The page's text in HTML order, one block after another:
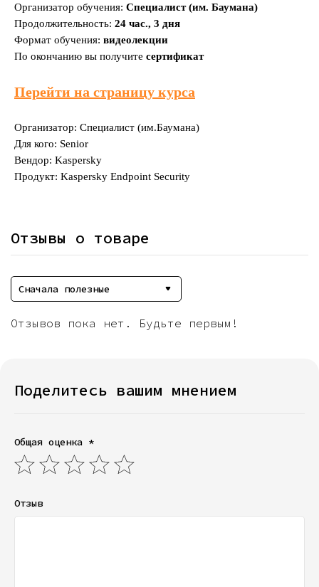
Организатор обучения: Специалист (им. Баумана)
Продолжительность: 24 час., 3 дня
Формат обучения: видеолекции
По окончанию вы получите сертификат
Перейти на страницу курса
Организатор: Специалист (им.Баумана)
Для кого: Senior
Вендор: Kaspersky
Продукт: Kaspersky Endpoint Security
Отзывы о товаре
Сначала полезные
Отзывов пока нет. Будьте первым!
Поделитесь вашим мнением
Общая оценка *
Отзыв